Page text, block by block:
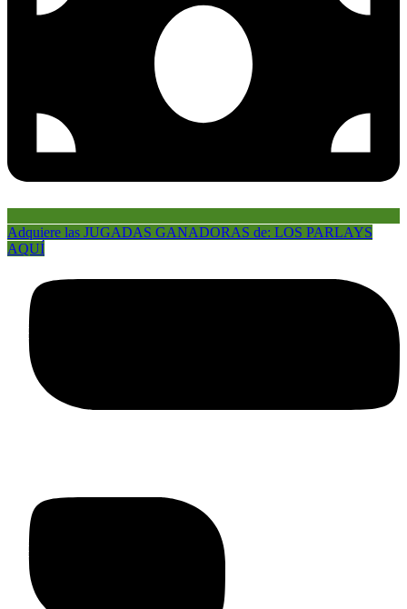
Adquiere las JUGADAS GANADORAS de: LOS PARLAYS
AQUÍ